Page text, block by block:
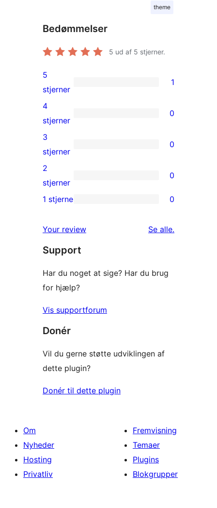
theme
Bedømmelser
5 ud af 5 stjerner.
1
5-
stjernet
anmeldelse
5
stjerner
1
0
4-
stjernet
anmeldelser
4
stjerner
0
0
3-
stjernet
anmeldelser
3
stjerner
0
0
2-
anmeldelser
2
stjerner
0
stjernet
anmeldelser
1 stjerne 0
Your review Se alleanmeldelser
.
Support
Har du noget at sige? Har du brug
for hjælp?
Vis supportforum
Donér
Vil du gerne støtte udviklingen af
dette plugin?
Donér til dette plugin
Om
Nyheder
Hosting
Privatliv
Fremvisning
Temaer
Plugins
Blokgrupper